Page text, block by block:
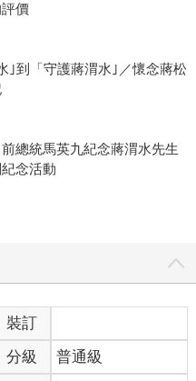
價
｣到「守護蔣渭水｣／懷念蔣松
總統馬英九紀念蔣渭水先生
念活動
裝訂
分級 普通級